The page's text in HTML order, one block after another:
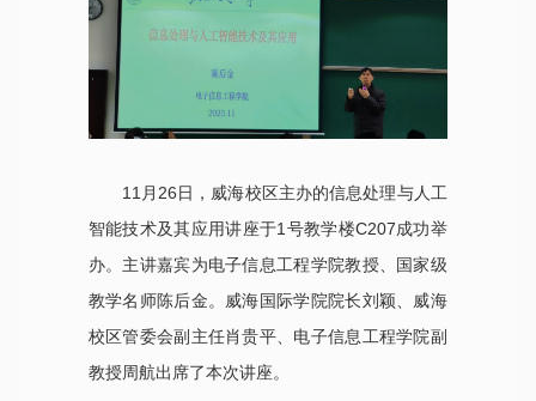
11月26日，威海校区主办的信息处理与人工
智能技术及其应用讲座于1号教学楼C207成功举
办。主讲嘉宾为电子信息工程学院教授、国家级
教学名师陈后金。威海国际学院院长刘颖、威海
校区管委会副主任肖贵平、电子信息工程学院副
教授周航出席了本次讲座。